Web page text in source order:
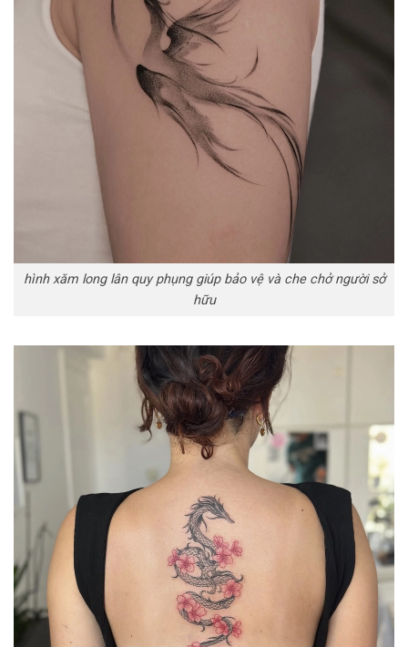
hình xăm long lân quy phụng giúp bảo vệ và che chở người sở
hữu